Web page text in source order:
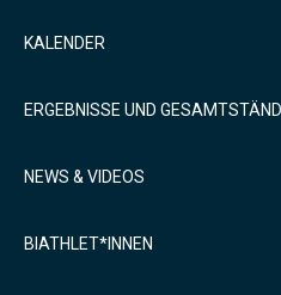
KALENDER
ERGEBNISSE UND
NEWS & VIDEOS
BIATHLET*INNEN